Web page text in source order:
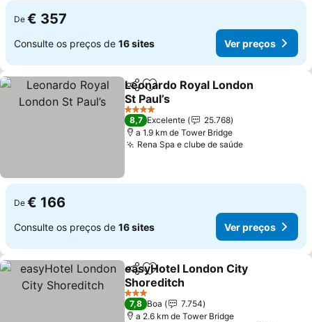
De € 357
Consulte os preços de 16 sites Ver preços
PartilharAdicionar aos favoritos
Leonardo Royal London
St Paul’s
Ver preços
4 Estrelas
8,7 Excelente
25.768
a 1.9 km de Tower Bridge
Rena Spa e clube de saúdeVer preços
De € 166
Consulte os preços de 16 sites Ver preços
PartilharAdicionar aos favoritos
easyHotel London City
Shoreditch
Ver preços
3 Estrelas
7,8 Boa
7.754
a 2.6 km de Tower Bridge